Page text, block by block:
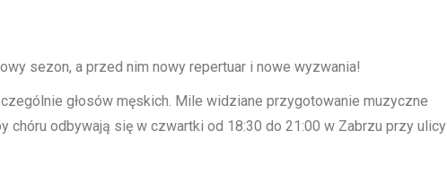
sezon, a przed nim nowy repertuar i nowe wyzwania!
głosów męskich. Mile widziane przygotowanie muzyczne
chóru odbywają się w czwartki od 18:30 do 21:00 w Zabrzu przy ulicy